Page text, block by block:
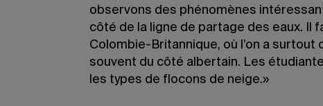
observons des phénomènes
côté de la ligne de partage des eaux. Il
Colombie-Britannique, où l’on a surtout
souvent du côté albertain. Les
les types de flocons de neige.»